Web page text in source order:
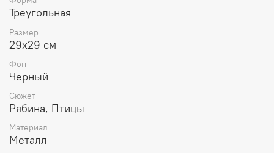
Треугольная
Размер
29х29 см
Фон
Черный
Сюжет
Рябина, Птицы
Материал
Металл